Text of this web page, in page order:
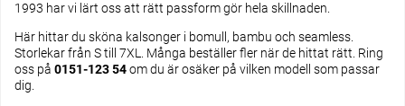
1993 har vi lärt oss att rätt passform gör hela skillnaden.
Här hittar du sköna kalsonger i bomull, bambu och seamless.
Storlekar från S till 7XL. Många beställer fler när de hittat rätt. Ring
oss på 0151-123 54om du är osäker på vilken modell som passar
dig.